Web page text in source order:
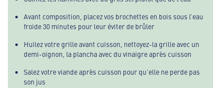
Avant composition, placez vos brochettes en bois sous l’eau
froide 30 minutes pour leur éviter de brûler
Huilez votre grille avant cuisson, nettoyez-la grille avec un
demi-oignon, la plancha avec du vinaigre après cuisson
Salez votre viande après cuisson pour qu’elle ne perde pas
son jus